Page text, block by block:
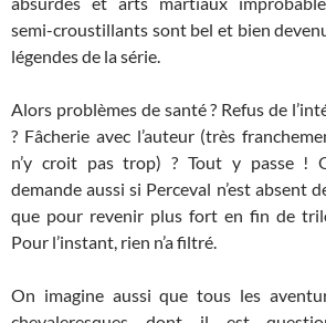
semi-croustillants sont bel et bien
légendes de la série.
Alors problèmes de santé ? Refus de
? Fâcherie avec l’auteur (très
n’y croit pas trop) ? Tout y passe !
demande aussi si Perceval n’est absent
que pour revenir plus fort en fin de
Pour l’instant, rien n’a filtré.
On imagine aussi que tous les